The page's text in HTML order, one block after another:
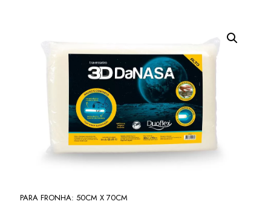
PARA FRONHA: 50CM X 70CM